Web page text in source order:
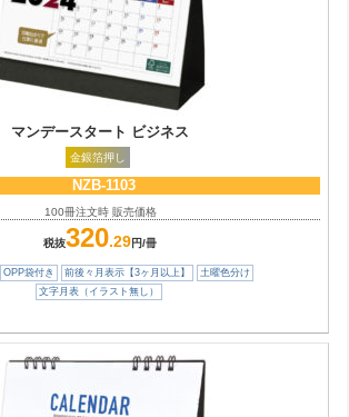
マンデースタート ビジネス
金銀箔押し
NZB-1103
100冊注文時 販売価格
税抜320.29円/冊
OPP袋付き 前後々月表示【3ヶ月以上】
土曜色分け
文字月表（イラスト無し）